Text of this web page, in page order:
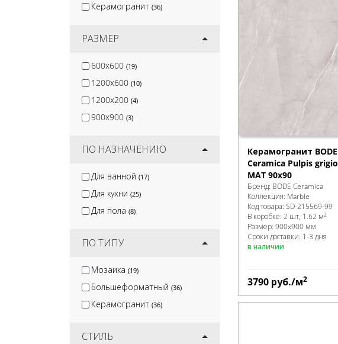
Керамогранит (36)
РАЗМЕР
600x600 (19)
1200x600 (10)
1200x200 (4)
900x900 (3)
ПО НАЗНАЧЕНИЮ
Для ванной (17)
Для кухни (25)
Для пола (8)
ПО ТИПУ
Мозаика (19)
Большеформатный (36)
Керамогранит (36)
СТИЛЬ
Керамогранит BODE
Ceramica Pulpis grigio
MAT 90x90
Бренд: BODE Ceramica
Коллекция: Marble
Код товара: SD-215569-99
В коробке: 2 шт, 1.62 м2
Размер: 900x900 мм
Сроки доставки: 1-3 дня
в наличии
3790 руб./м2